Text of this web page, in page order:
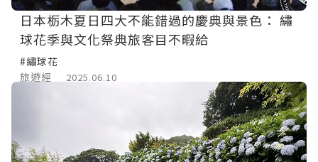
日本栃木夏日四大不能錯過的慶典與景色： 繡
球花季與文化祭典旅客目不暇給
#繡球花
旅遊經
2025.06.10